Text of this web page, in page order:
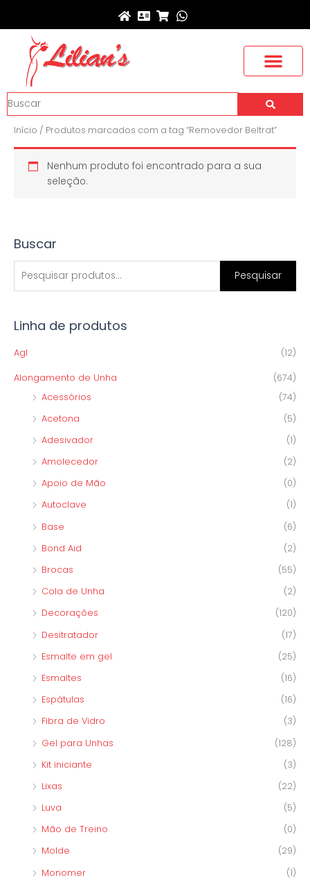
conteúdo
Buscar
Buscar
P
e
u
a
Pesquisar
Linha de produtos
Agl (12)
Alongamento de Unha
(674)
Acessórios
(74)
Acetona
(5)
Adesivador
(1)
Amolecedor
(2)
Apoio de Mão
(0)
Autoclave
(1)
Base
(6)
Bond Aid
(2)
Brocas
(55)
Cola de Unha
(2)
Decorações
(120)
Desitratador
(17)
Esmalte em gel
(25)
Esmaltes
(16)
Espátulas
(16)
Fibra de Vidro
(3)
Gel para Unhas
(128)
Kit iniciante
(3)
Lixas
(22)
Luva
(5)
Mão de Treino
(0)
Molde
(29)
Monomer
(1)
Início / Produtos marcados com a tag “Removedor Beltrat”
Nenhum produto foi encontrado para a sua
seleção.